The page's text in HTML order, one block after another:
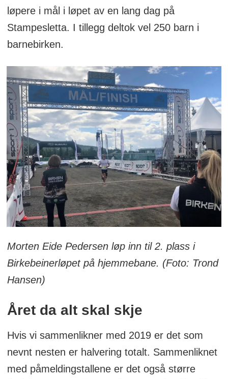
løpere i mål i løpet av en lang dag på
Stampesletta. I tillegg deltok vel 250 barn i
barnebirken.
Morten Eide Pedersen løp inn til 2. plass i
Birkebeinerløpet på hjemmebane. (Foto: Trond
Hansen)
Året da alt skal skje
Hvis vi sammenlikner med 2019 er det som
nevnt nesten er halvering totalt. Sammenliknet
med påmeldingstallene er det også større